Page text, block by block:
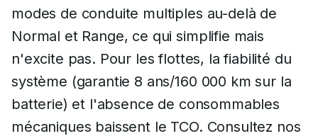
modes de conduite multiples au-delà de
Normal et Range, ce qui simplifie mais
n'excite pas. Pour les flottes, la fiabilité du
système (garantie 8 ans/160 000 km sur la
batterie) et l'absence de consommables
mécaniques baissent le TCO. Consultez nos